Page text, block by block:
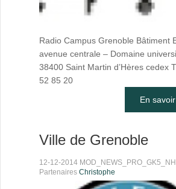
Radio Campus Grenoble Bâtiment
avenue centrale – Domaine
38400 Saint Martin d’Hères cedex
52 85 20
En savoir
Ville de Grenoble
12-12-2014
Partenaires Christophe